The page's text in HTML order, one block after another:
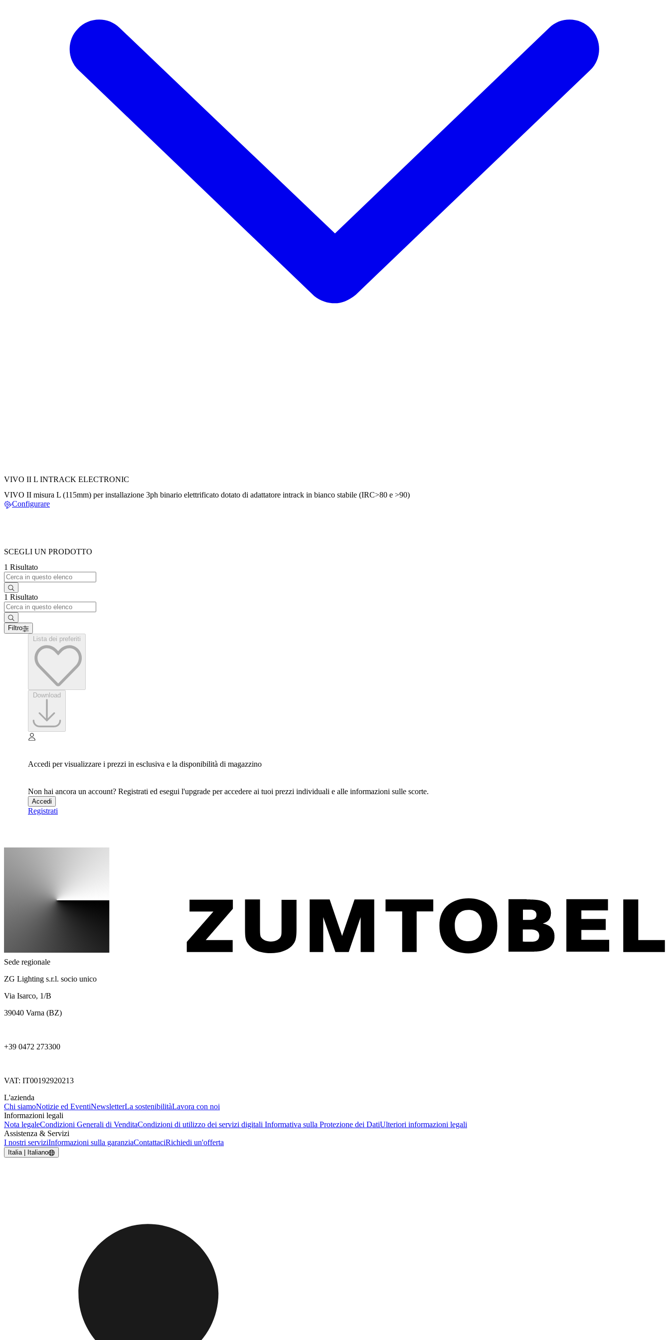
VIVO II L INTRACK ELECTRONIC
VIVO II misura L (115mm) per installazione 3ph binario elettrificato dotato di adattatore intrack in bianco stabile (IRC>80 e >90)
Configurare
SCEGLI UN PRODOTTO
1 Risultato
1 Risultato
Filtro
Accedi per visualizzare i prezzi in esclusiva e la disponibilità di magazzino
Non hai ancora un account? Registrati ed esegui l'upgrade per accedere ai tuoi prezzi individuali e alle informazioni sulle scorte.
Accedi
Registrati
Sede regionale
ZG Lighting s.r.l. socio unico
Via Isarco, 1/B
39040 Varna (BZ)
+39 0472 273300
VAT: IT00192920213
L'azienda
Chi siamoNotizie ed EventiNewsletterLa sostenibilitàLavora con noi
Informazioni legali
Nota legaleCondizioni Generali di VenditaCondizioni di utilizzo dei servizi digitali Informativa sulla Protezione dei DatiUlteriori informazioni legali
Assistenza & Servizi
I nostri serviziInformazioni sulla garanziaContattaciRichiedi un'offerta
Italia | Italiano